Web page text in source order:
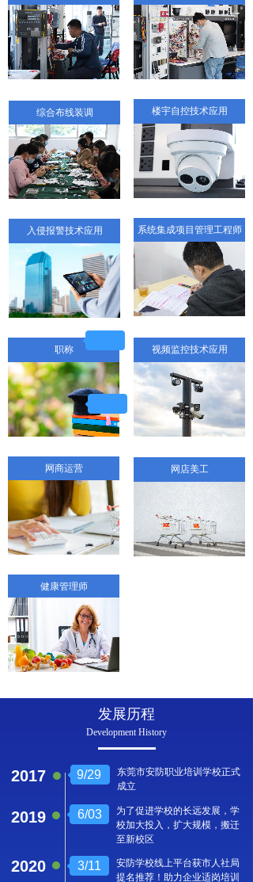
网店美工
视频监控技术应用
网商运营
职称
综合布线装调
系统集成项目管理工程师
健康管理师
楼宇自控技术应用
入侵报警技术应用
发展历程
Development History
2020
2017
6/03
安防学校线上平台获市人社局
提名推荐！助力企业适岗培训
3/11
2019
9/29
东莞市安防职业培训学校正式
成立
为了促进学校的长远发展，学
校加大投入，扩大规模，搬迁
至新校区